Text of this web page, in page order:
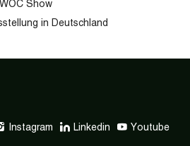
Show
in Deutschland
Instagram Linkedin Youtube